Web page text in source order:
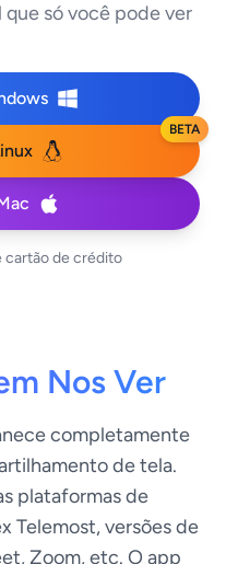
só você pode ver
BETA
cartão de crédito
Nos Ver
completamente
de tela.
plataformas de
Telemost, versões de
Zoom, etc. O app